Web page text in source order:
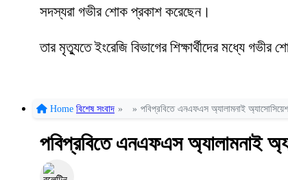
সদস্যরা গভীর শোক প্রকাশ করেছেন।
তার মৃত্যুতে ইংরেজি বিভাগের শিক্ষার্থীদের মধ্যে
Home বিশেষ সংবাদ » » পবিপ্রবিতে এনএফএস অ্যালামনাই
পবিপ্রবিতে এনএফএস অ্যালামনাই